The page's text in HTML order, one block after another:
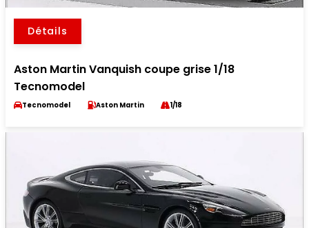
Détails
Aston Martin Vanquish coupe grise 1/18
Tecnomodel
Tecnomodel Aston Martin 1/18